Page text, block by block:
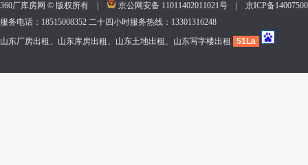
360厂库房网 © 版权所有 | 京公网安备 11011402011021号
京ICP备
服务电话：18515008352 二十四小时服务热线：13301316248
山东厂房出租、山东库房出租、山东土地出租、山东写字楼出租
51La